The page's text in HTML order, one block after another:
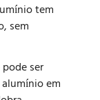
tem
sem
ser
em